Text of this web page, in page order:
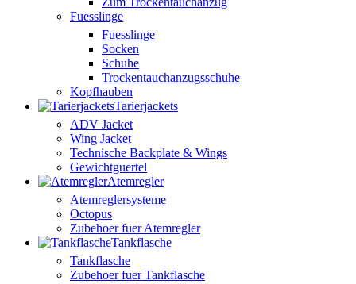
Fuesslinge
Fuesslinge
Socken
Schuhe
Trockentauchanzugsschuhe
Kopfhauben
Tarierjackets
ADV Jacket
Wing Jacket
Technische Backplate & Wings
Gewichtguertel
Atemregler
Atemreglersysteme
Octopus
Zubehoer fuer Atemregler
Tankflasche
Tankflasche
Zubehoer fuer Tankflasche